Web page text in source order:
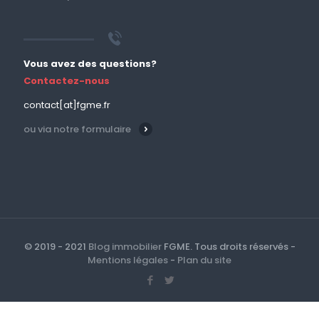
Vous avez des questions?
Contactez-nous
contact[at]fgme.fr
ou via notre formulaire
© 2019 - 2021 Blog immobilierFGME. Tous droits réservés -
Mentions légales - Plan du site